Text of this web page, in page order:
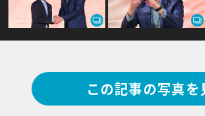
この記事の写真を